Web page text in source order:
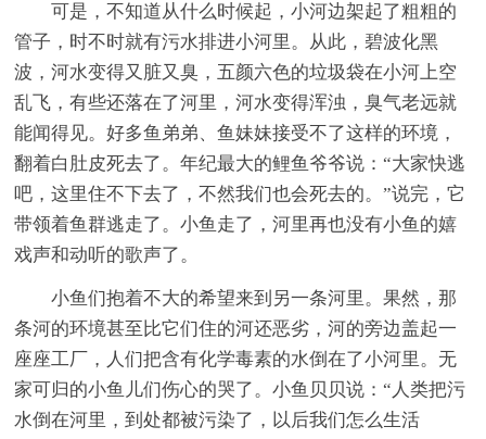
可是，不知道从什么时候起，小河边架起了粗粗的
管子，时不时就有污水排进小河里。从此，碧波化黑
波，河水变得又脏又臭，五颜六色的垃圾袋在小河上空
乱飞，有些还落在了河里，河水变得浑浊，臭气老远就
能闻得见。好多鱼弟弟、鱼妹妹接受不了这样的环境，
翻着白肚皮死去了。年纪最大的鲤鱼爷爷说：“大家快逃
吧，这里住不下去了，不然我们也会死去的。”说完，它
带领着鱼群逃走了。小鱼走了，河里再也没有小鱼的嬉
戏声和动听的歌声了。
小鱼们抱着不大的希望来到另一条河里。果然，那
条河的环境甚至比它们住的河还恶劣，河的旁边盖起一
座座工厂，人们把含有化学毒素的水倒在了小河里。无
家可归的小鱼儿们伤心的哭了。小鱼贝贝说：“人类把污
水倒在河里，到处都被污染了，以后我们怎么生活